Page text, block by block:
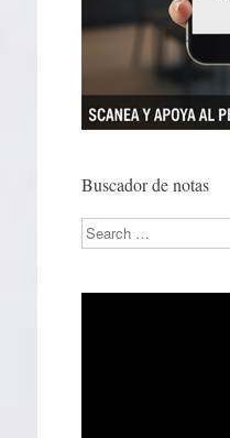
Buscador de notas
Search